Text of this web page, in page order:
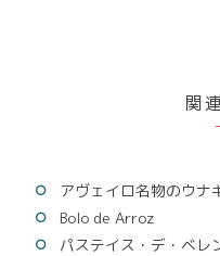
関
アヴェイロ名物のウナ
Bolo de Arroz
パステイス・デ・ベレ